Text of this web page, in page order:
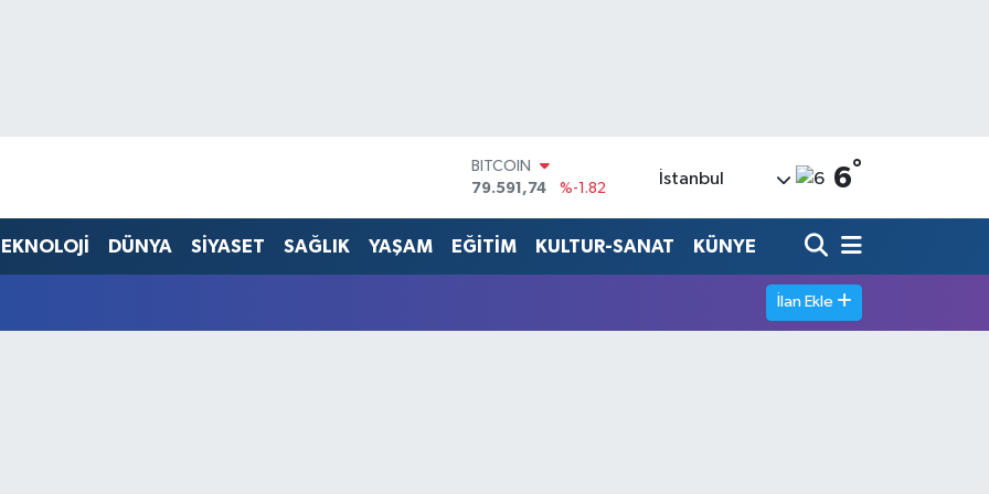
BITCOIN
79.591,74
%-1.82
45,43620
EURO
53,38690
%0.19
İstanbul 6°
DÜNYA SİYASET SAĞLIK YAŞAM EĞİTİM KULTUR-SANAT KÜNYE
İlan Ekle